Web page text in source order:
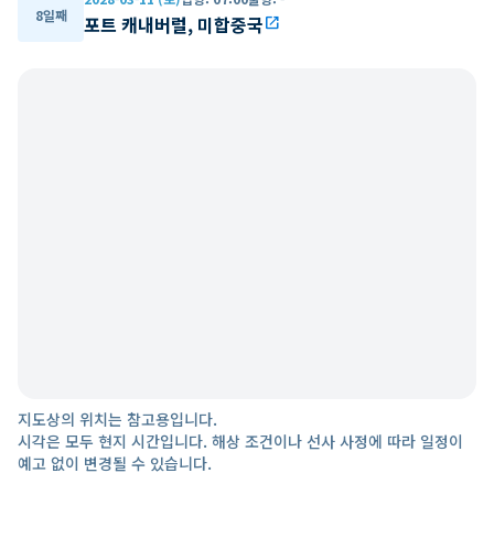
8일째 포트 캐내버럴, 미합중국open_in_new
지도상의 위치는 참고용입니다.
시각은 모두 현지 시간입니다. 해상 조건이나 선사 사정에 따라 일정이
예고 없이 변경될 수 있습니다.